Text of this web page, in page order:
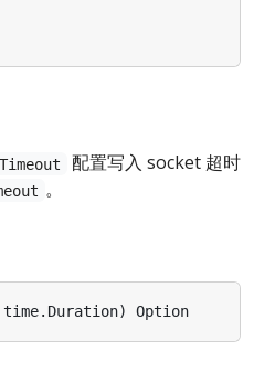
配置写入 socket 超时
。
time. Duration) Option